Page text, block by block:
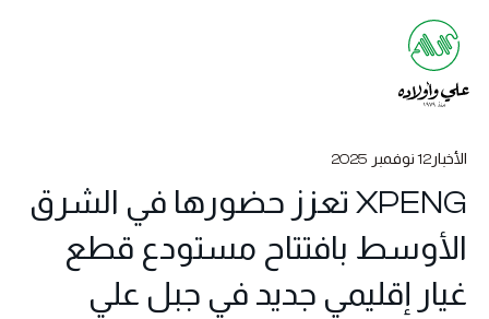
الأخبار12 نوفمبر 2025
XPENG تعزز حضورها في الشرق
الأوسط بافتتاح مستودع قطع
غيار إقليمي جديد في جبل علي